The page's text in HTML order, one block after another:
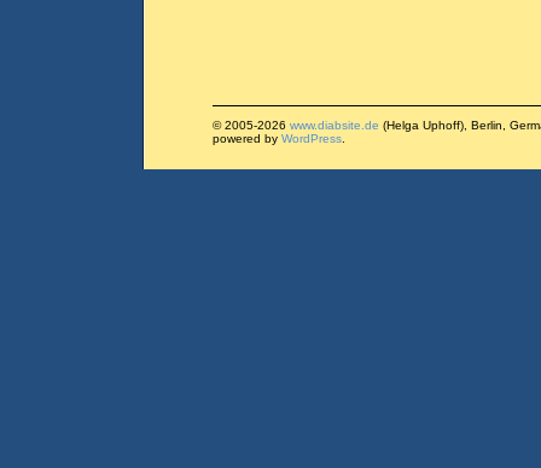
© 2005-2026 www.diabsite.de (Helga Uphoff), Berlin,
powered by WordPress.